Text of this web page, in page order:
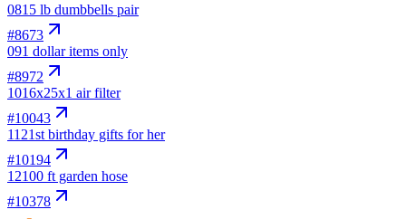
0815 lb dumbbells pair
#8673
091 dollar items only
#8972
1016x25x1 air filter
#10043
1121st birthday gifts for her
#10194
12100 ft garden hose
#10378